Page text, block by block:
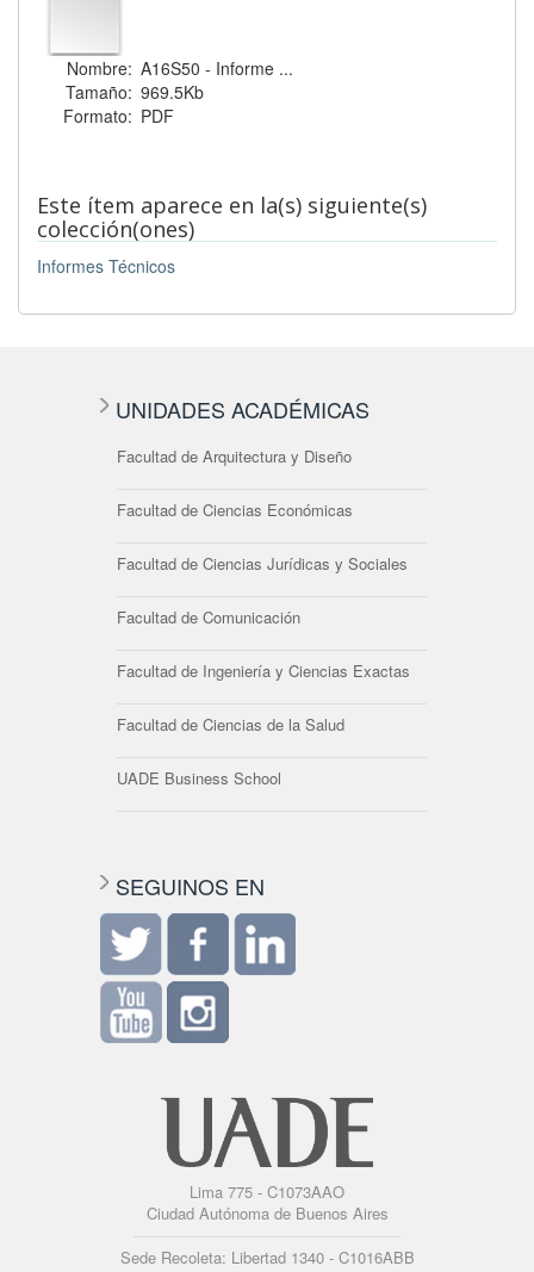
Nombre: A16S50 - Informe ...
Tamaño: 969.5Kb
Formato: PDF
Este ítem aparece en la(s) siguiente(s)
colección(ones)
Informes Técnicos
UNIDADES ACADÉMICAS
Facultad de Arquitectura y Diseño
Facultad de Ciencias Económicas
Facultad de Ciencias Jurídicas y Sociales
Facultad de Comunicación
Facultad de Ingeniería y Ciencias Exactas
Facultad de Ciencias de la Salud
UADE Business School
SEGUINOS EN
Lima 775 - C1073AAO
Ciudad Autónoma de Buenos Aires
Sede Recoleta: Libertad 1340 - C1016ABB